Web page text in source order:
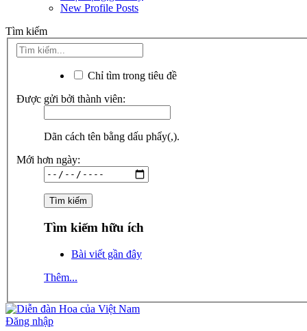
New Profile Posts
Tìm kiếm
Chỉ tìm trong tiêu đề
Được gửi bởi thành viên:
Dãn cách tên bằng dấu phẩy(,).
Mới hơn ngày:
Tìm kiếm hữu ích
Bài viết gần đây
Thêm...
Đăng nhập